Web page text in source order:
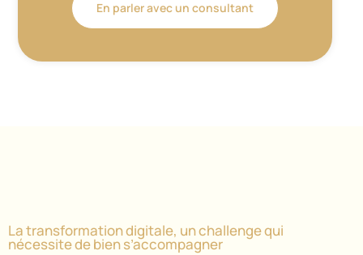
En parler avec un consultant
La transformation digitale, un challenge qui
nécessite de bien s’accompagner